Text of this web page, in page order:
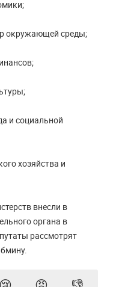
окружающей среды;
и социальной
хозяйства и
внесли в
органа в
рассмотрят